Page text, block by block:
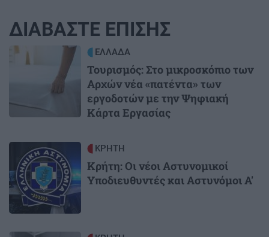
ΔΙΑΒΑΣΤΕ ΕΠΙΣΗΣ
Image ΕΛΛΑΔΑ
Τουρισμός: Στο μικροσκόπιο των
Αρχών νέα «πατέντα» των
εργοδοτών με την Ψηφιακή
Κάρτα Εργασίας
Image ΚΡΗΤΗ
Κρήτη: Οι νέοι Αστυνομικοί
Υποδιευθυντές και Αστυνόμοι Α'